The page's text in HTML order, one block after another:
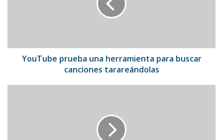
YouTube prueba una herramienta para buscar
canciones tarareándolas